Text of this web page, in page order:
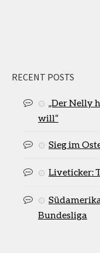
RECENT POSTS
„Der Nelly
will“
Sieg im
Liveticker:
Bundesliga